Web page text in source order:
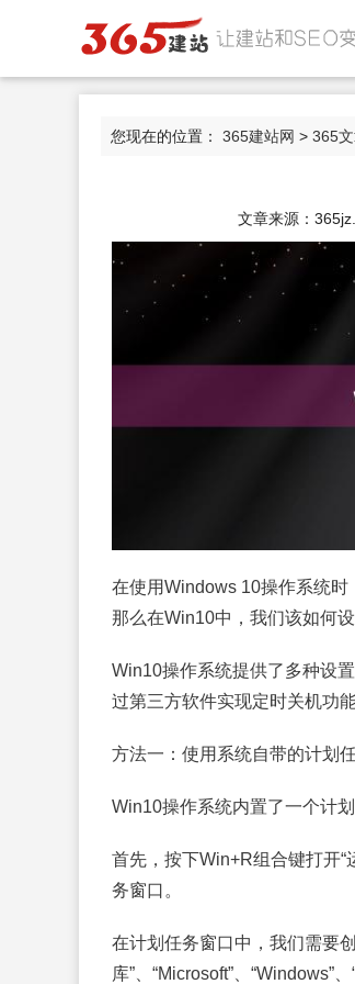
您现在的位置： 365建站网 > 365
文章来源：
在使用Windows 10操作系统时
那么在Win10中，我们该如何
Win10操作系统提供了多种设
过第三方软件实现定时关机功
方法一：使用系统自带的计划
Win10操作系统内置了一个计
首先，按下Win+R组合键打开“
务窗口。
在计划任务窗口中，我们需要
库”、“Microsoft”、“Windows”